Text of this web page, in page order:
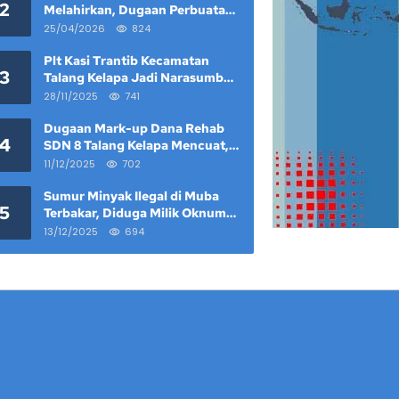
2
Melahirkan, Dugaan Perbuatan
Tak Senonoh Ayah Kandung
25/04/2026 824
3
Plt Kasi Trantib Kecamatan
Talang Kelapa Jadi Narasumber
Pelatihan Bahaya Tawuran dan
28/11/2025 741
Dugaan Mark-up Dana Rehab
SDN 8 Talang Kelapa Mencuat,
Anggaran Rp 1,2 Miliar Jadi
11/12/2025 702
5
Sumur Minyak Ilegal di Muba
Terbakar, Diduga Milik Oknum
ASN PUPR, 3 Pekerja Tewas
13/12/2025 694